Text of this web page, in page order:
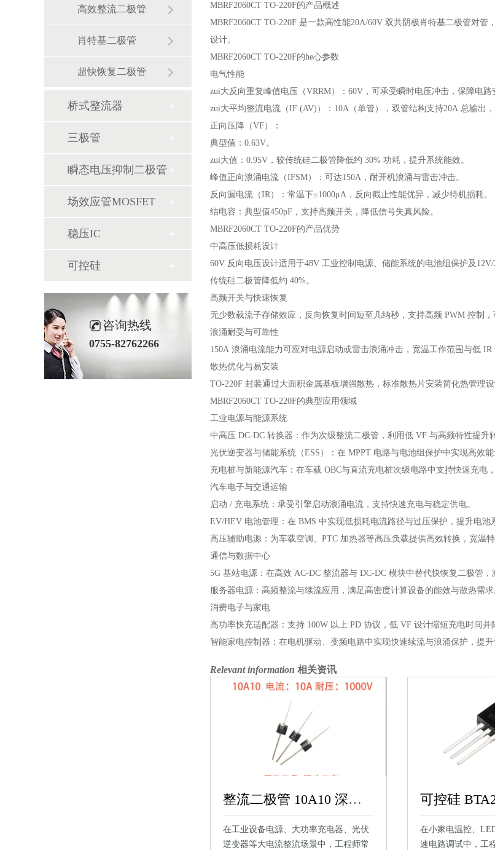
高效整流二极管
肖特基二极管
超快恢复二极管
桥式整流器
三极管
瞬态电压抑制二极管
场效应管MOSFET
稳压IC
可控硅
咨询热线
0755-82762266
MBRF2060CT TO-220F的产品概述
MBRF2060CT TO-220F 是一款高性能20A/60V 双共阴极肖特基二极管对
设计。
MBRF2060CT TO-220F的he心参数
电气性能
zui大反向重复峰值电压（VRRM）：60V，可承受瞬时电压冲击，保障电
zui大平均整流电流（IF (AV)）：10A（单管），双管结构支持20A 总输出
正向压降（VF）：
典型值：0.63V。
zui大值：0.95V，较传统硅二极管降低约 30% 功耗，提升系统能效。
峰值正向浪涌电流（IFSM）：可达150A，耐开机浪涌与雷击冲击。
反向漏电流（IR）：常温下≤1000μA，反向截止性能优异，减少待机损耗。
结电容：典型值450pF，支持高频开关，降低信号失真风险。
MBRF2060CT TO-220F的产品优势
中高压低损耗设计
60V 反向电压设计适用于48V 工业控制电源、储能系统的电池组保护及
传统硅二极管降低约 40%。
高频开关与快速恢复
无少数载流子存储效应，反向恢复时间短至几纳秒，支持高频 PWM 控制
浪涌耐受与可靠性
150A 浪涌电流能力可应对电源启动或雷击浪涌冲击，宽温工作范围与低
散热优化与易安装
TO-220F 封装通过大面积金属基板增强散热，标准散热片安装简化热管理
MBRF2060CT TO-220F的典型应用领域
工业电源与能源系统
中高压 DC-DC 转换器：作为次级整流二极管，利用低 VF 与高频特性提升
光伏逆变器与储能系统（ESS）：在 MPPT 电路与电池组保护中实现高效
充电桩与新能源汽车：在车载 OBC与直流充电桩次级电路中支持快速充电
汽车电子与交通运输
启动 / 充电系统：承受引擎启动浪涌电流，支持快速充电与稳定供电。
EV/HEV 电池管理：在 BMS 中实现低损耗电流路径与过压保护，提升电池
高压辅助电源：为车载空调、PTC 加热器等高压负载提供高效转换，宽温
通信与数据中心
5G 基站电源：在高效 AC-DC 整流器与 DC-DC 模块中替代快恢复二极管，
服务器电源：高频整流与续流应用，满足高密度计算设备的能效与散热需求
消费电子与家电
高功率快充适配器：支持 100W 以上 PD 协议，低 VF 设计缩短充电时间并
智能家电控制器：在电机驱动、变频电路中实现快速续流与浪涌保护，提升
Relevant information 相关资讯
整流二极管 10A10 深度解析：大功率场景的整流核心优选
在工业设备电源、大功率充电器、光伏
逆变器等大电流整流场景中，工程师常
在小家电温控、
速电路调试中，工